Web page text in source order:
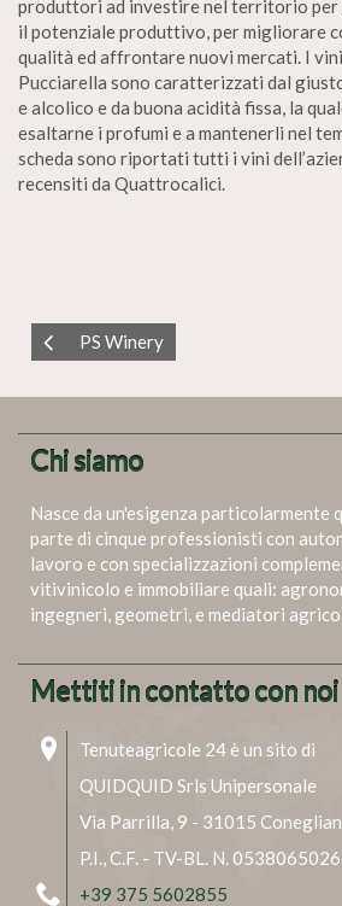
produttori ad investire nel territorio per
il potenziale produttivo, per migliorare
qualità ed affrontare nuovi mercati. I vini
Pucciarella sono caratterizzati dal
e alcolico e da buona acidità fissa, la
esaltarne i profumi e a mantenerli nel
scheda sono riportati tutti i vini
recensiti da Quattrocalici.
PS Winery
Chi siamo
Nasce da un'esigenza particolarmente
parte di cinque professionisti con
lavoro e con specializzazioni
vitivinicolo e immobiliare quali:
ingegneri, geometri, e mediatori
Mettiti in contatto con noi
Tenuteagricole 24 è un sito di
QUIDQUID Srls Unipersonale
Via Parrilla, 9 - 31015
P.I., C.F. - TV-BL. N.
+39 375 5602855